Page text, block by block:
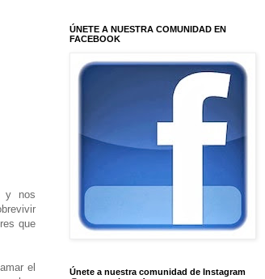
y nos
que
el
ÚNETE A NUESTRA COMUNIDAD EN
FACEBOOK
Únete a nuestra comunidad de Instagram